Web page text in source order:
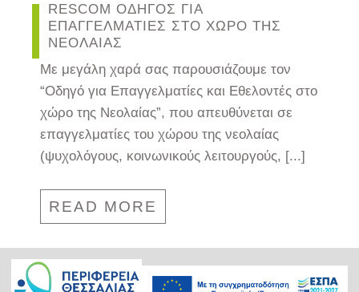
RESCOM ΟΔΗΓΟΣ ΓΙΑ
ΕΠΑΓΓΕΛΜΑΤΙΕΣ ΣΤΟ ΧΩΡΟ ΤΗΣ
ΝΕΟΛΑΙΑΣ
Με μεγάλη χαρά σας παρουσιάζουμε τον
“Οδηγό για Επαγγελματίες και Εθελοντές στο
χώρο της Νεολαίας”, που απευθύνεται σε
επαγγελματίες του χώρου της νεολαίας
(ψυχολόγους, κοινωνικούς λειτουργούς, [...]
READ MORE